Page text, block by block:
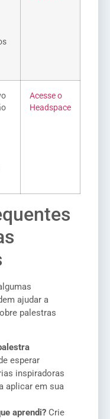
Acesse o
Headspace
ajudar a
palestras
esperar
inspiradoras
aplicar em sua
aprendi? Crie